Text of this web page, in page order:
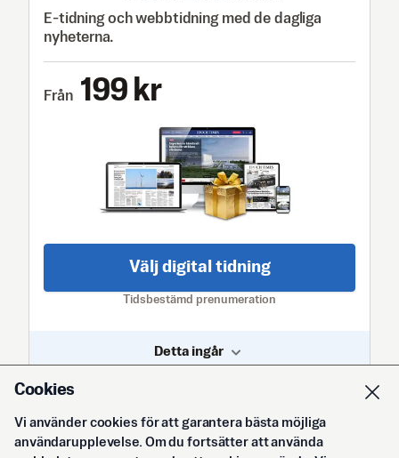
E-tidning och webbtidning med de dagliga
nyheterna.
Från 199 kr
Välj digital tidning
Tidsbestämd prenumeration
Detta ingår
Cookies
Vi använder cookies för att garantera bästa möjliga
användarupplevelse. Om du fortsätter att använda